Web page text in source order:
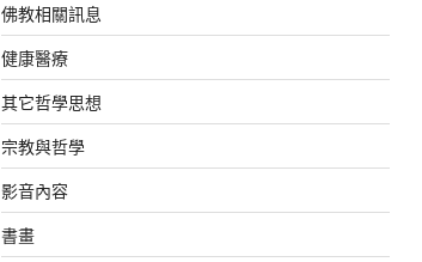
佛教相關訊息
健康醫療
其它哲學思想
宗教與哲學
影音內容
書畫